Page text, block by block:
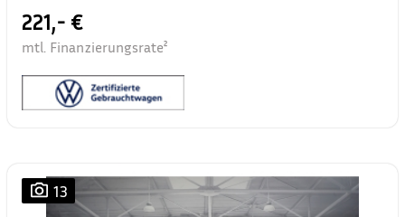
221,- €
mtl. Finanzierungsrate²
13